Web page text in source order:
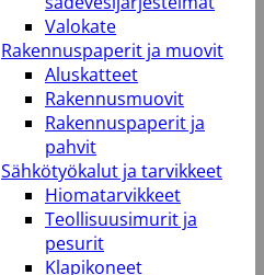
Valokate
Rakennuspaperit ja muovit
Aluskatteet
Rakennusmuovit
Rakennuspaperit ja
pahvit
Sähkötyökalut ja tarvikkeet
Hiomatarvikkeet
Teollisuusimurit ja
pesurit
Klapikoneet